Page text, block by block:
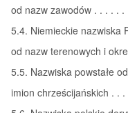
od nazw zawodów . . . . . .
5.4. Niemieckie nazwiska
od nazw terenowych i
5.5. Nazwiska powstałe
imion chrześcijańskich . .